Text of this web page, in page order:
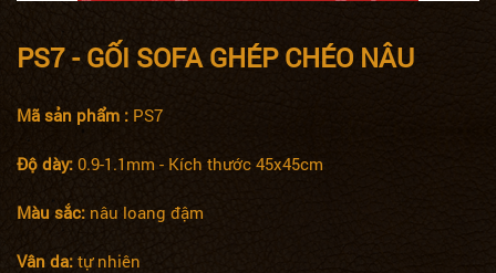
PS7 - GỐI SOFA GHÉP CHÉO NÂU
Mã sản phẩm : PS7
Độ dày: 0.9-1.1mm - Kích thước 45x45cm
Màu sắc: nâu loang đậm
Vân da: tự nhiên